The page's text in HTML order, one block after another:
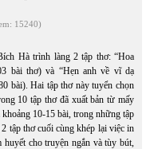
15240)
Hà trình làng 2 tập thơ: “Hoa
bài thơ) và “Hẹn anh về vĩ dạ
bài). Hai tập thơ này tuyển chọn
10 tập thơ đã xuất bản từ mấy
10-15 bài, trong những tập
tập thơ cuối cùng khép lại việc in
cho truyện ngắn và tùy bút,